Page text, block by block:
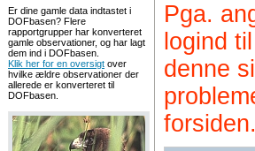
Er dine gamle data indtastet i
DOFbasen? Flere
rapportgrupper har konverteret
gamle observationer, og har lagt
dem ind i DOFbasen.
Klik her for en oversigt over
hvilke ældre observationer der
allerede er konverteret til
DOFbasen.
Pga.
logind
denne
forsiden.